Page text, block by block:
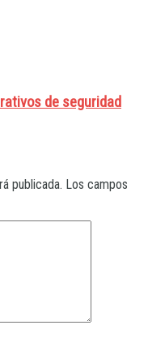
de seguridad
publicada. Los campos